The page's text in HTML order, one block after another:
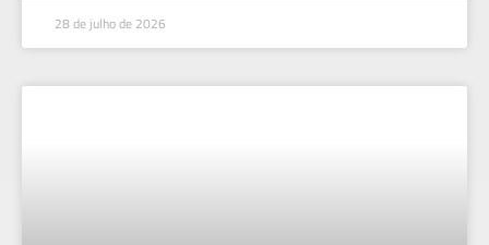
ok
28 de julho de 2026